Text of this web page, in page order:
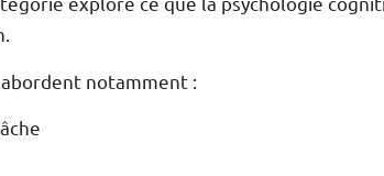
notamment :